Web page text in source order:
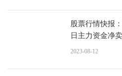
股票行情快报
日主力资金净
2023-08-12